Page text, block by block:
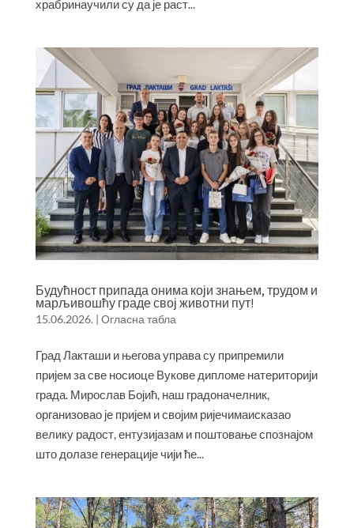
храбринаучили су да је раст...
Будућност припада онима који знањем, трудом и
марљивошћу граде свој животни пут!
15.06.2026. | Огласна табла
Град Лакташи и његова управа су припремили
пријем за све носиоце Вукове дипломе натериторији
града. Мирослав Бојић, наш градоначелник,
организовао је пријем и својим ријечимаисказао
велику радост, ентузијазам и поштовање спознајом
што долазе генерације чији ће...